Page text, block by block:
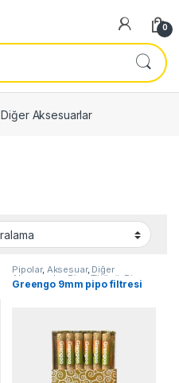
0
Diğer Aksesuarlar
Pipolar, Aksesuar, Diğer
Aksesuarlar, Pipo Tütünü, Pipo
Tütünü Diğer Markalar, Tütün
Greengo 9mm pipo filtresi